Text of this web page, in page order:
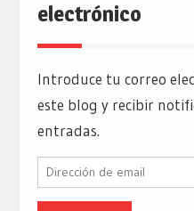
electrónico
Introduce tu correo
este blog y recibir
entradas.
Dirección